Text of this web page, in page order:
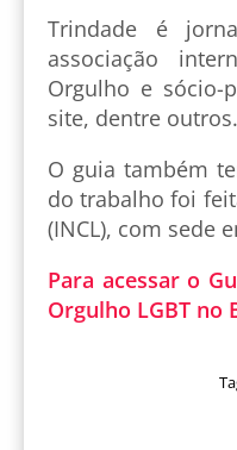
Trindade é
associação
Orgulho e sócio-
site, dentre outros.
O guia também
do trabalho foi
(INCL), com sede
Para acessar o
Orgulho LGBT no